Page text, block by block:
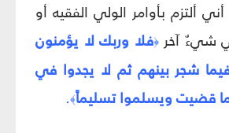
ألتزم بأوامر الولي الفقيه أو
شي‏ءٌ آخر ﴿فلا وربك لا يؤمنون
شجر بينهم ثم لا يجدوا في
قضيت ويسلموا تسليماً﴾.